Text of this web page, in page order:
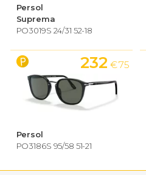
Persol
Suprema
PO3019S 24/31 52-18
Persol
PO3186S 95/58 51-21
232 € 75